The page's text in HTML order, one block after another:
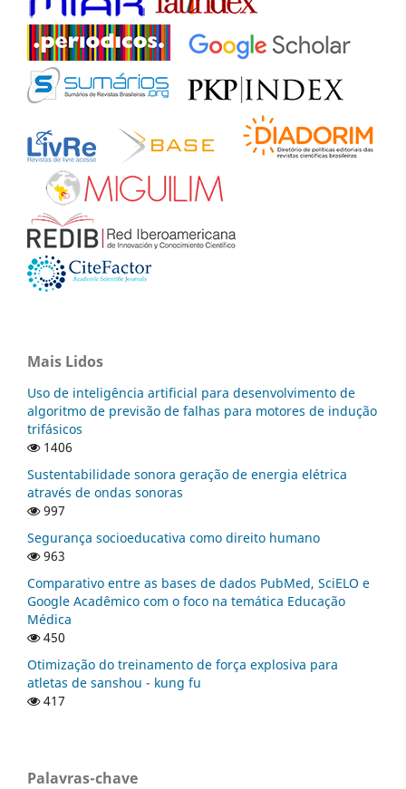
Mais Lidos
Uso de inteligência artificial para desenvolvimento de
algoritmo de previsão de falhas para motores de indução
trifásicos
1406
Sustentabilidade sonora geração de energia elétrica
através de ondas sonoras
997
Segurança socioeducativa como direito humano
963
Comparativo entre as bases de dados PubMed, SciELO e
Google Acadêmico com o foco na temática Educação
Médica
450
Otimização do treinamento de força explosiva para
atletas de sanshou - kung fu
417
Palavras-chave